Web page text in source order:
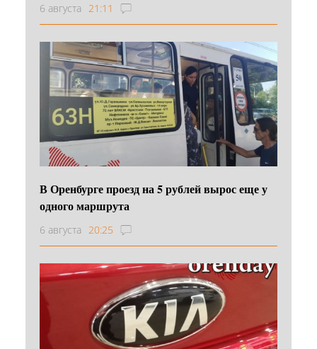
6 августа 21:11
В Оренбурге проезд на 5 рублей вырос еще у
одного маршрута
6 августа 20:25